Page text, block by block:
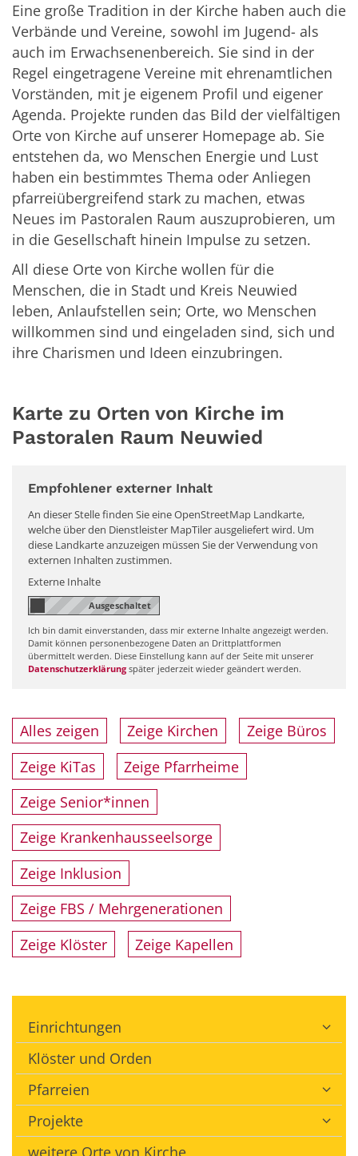
Eine große Tradition in der Kirche haben auch die
Verbände und Vereine, sowohl im Jugend- als
auch im Erwachsenenbereich. Sie sind in der
Regel eingetragene Vereine mit ehrenamtlichen
Vorständen, mit je eigenem Profil und eigener
Agenda. Projekte runden das Bild der vielfältigen
Orte von Kirche auf unserer Homepage ab. Sie
entstehen da, wo Menschen Energie und Lust
haben ein bestimmtes Thema oder Anliegen
pfarreiübergreifend stark zu machen, etwas
Neues im Pastoralen Raum auszuprobieren, um
in die Gesellschaft hinein Impulse zu setzen.
All diese Orte von Kirche wollen für die
Menschen, die in Stadt und Kreis Neuwied
leben, Anlaufstellen sein; Orte, wo Menschen
willkommen sind und eingeladen sind, sich und
ihre Charismen und Ideen einzubringen.
Karte zu Orten von Kirche im
Pastoralen Raum Neuwied
Empfohlener externer Inhalt
An dieser Stelle finden Sie eine OpenStreetMap Landkarte,
welche über den Dienstleister MapTiler ausgeliefert wird. Um
diese Landkarte anzuzeigen müssen Sie der Verwendung von
externen Inhalten zustimmen.
Externe Inhalte
Ich bin damit einverstanden, dass mir externe Inhalte angezeigt werden.
Damit können personenbezogene Daten an Drittplattformen
übermittelt werden. Diese Einstellung kann auf der Seite mit unserer
Datenschutzerklärung später jederzeit wieder geändert werden.
Alles zeigen Zeige Kirchen
Zeige Büros
Zeige KiTas
Zeige Pfarrheime
Zeige Senior*innen
Zeige Krankenhausseelsorge
Zeige Inklusion
Zeige FBS / Mehrgenerationen
Zeige Klöster
Zeige Kapellen
Einrichtungen
Klöster und Orden
Pfarreien
Projekte
weitere Orte von Kirche